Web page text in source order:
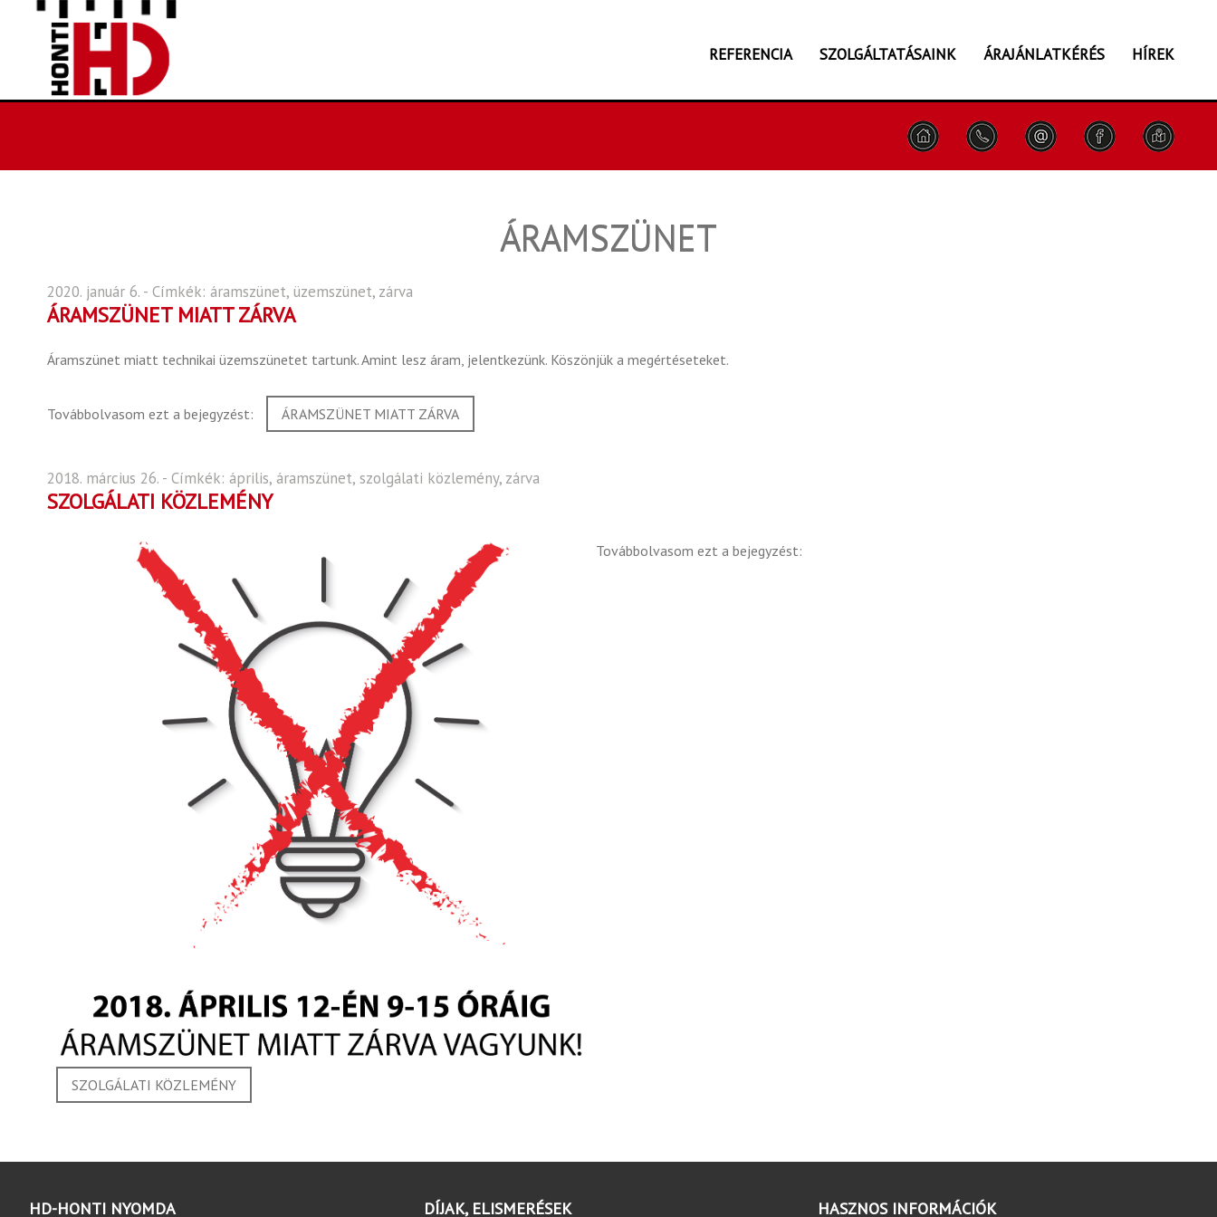
REFERENCIA SZOLGÁLTATÁSAINK ÁRAJÁNLATKÉRÉS HÍREK
ÁRAMSZÜNET
2020. január 6. - Címkék: áramszünet, üzemszünet, zárva
ÁRAMSZÜNET MIATT ZÁRVA
Áramszünet miatt technikai üzemszünetet tartunk. Amint lesz áram, jelentkezünk. Köszönjük a megértéseteket.
Továbbolvasom ezt a bejegyzést: ÁRAMSZÜNET MIATT ZÁRVA
2018. március 26. - Címkék: április, áramszünet, szolgálati közlemény, zárva
SZOLGÁLATI KÖZLEMÉNY
Továbbolvasom ezt a bejegyzést:
SZOLGÁLATI KÖZLEMÉNY
HD-HONTI NYOMDA DÍJAK, ELISMERÉSEK HASZNOS INFORMÁCIÓK